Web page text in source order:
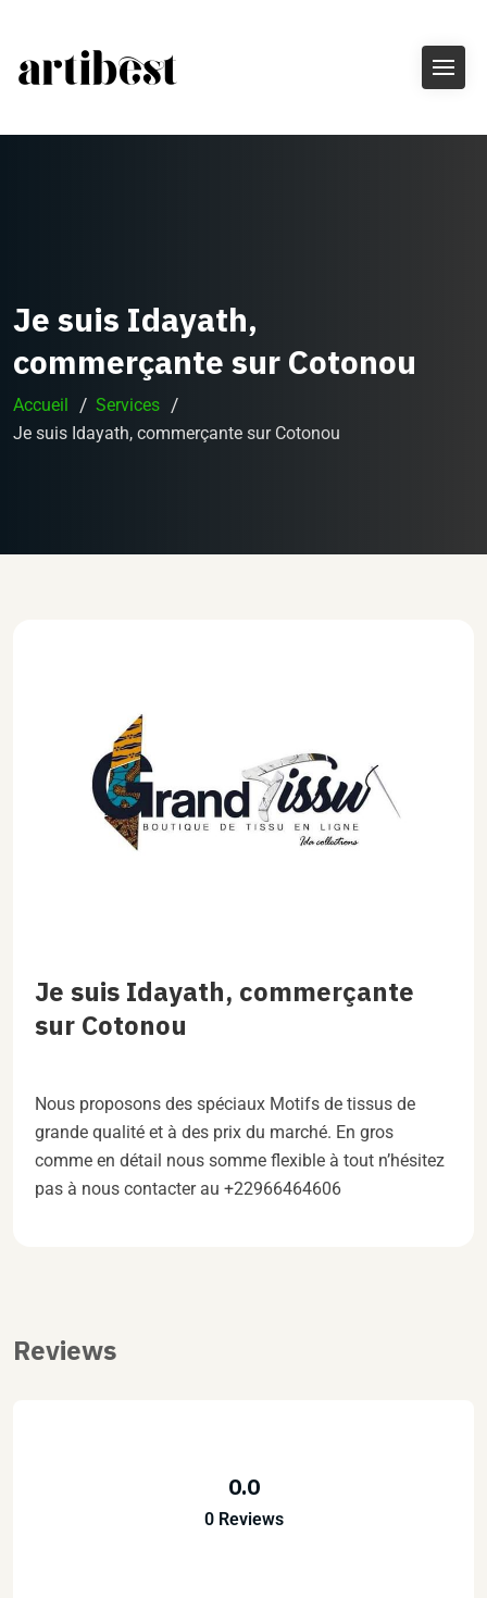
Je suis Idayath,
commerçante sur Cotonou
Accueil
Services
Je suis Idayath, commerçante sur Cotonou
Je suis Idayath, commerçante
sur Cotonou
Nous proposons des spéciaux Motifs de tissus de
grande qualité et à des prix du marché. En gros
comme en détail nous somme flexible à tout n’hésitez
pas à nous contacter au +22966464606
Reviews
0.0
0 Reviews